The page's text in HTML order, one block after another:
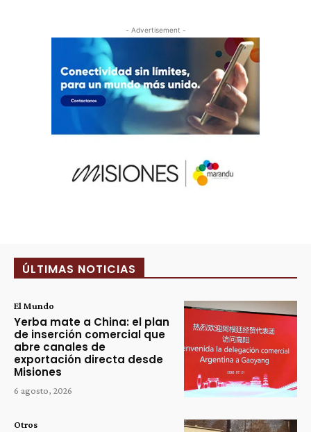
- Advertisement -
ÚLTIMAS NOTICIAS
El Mundo
Yerba mate a China: el plan
de inserción comercial que
abre canales de
exportación directa desde
Misiones
6 agosto, 2026
Otros